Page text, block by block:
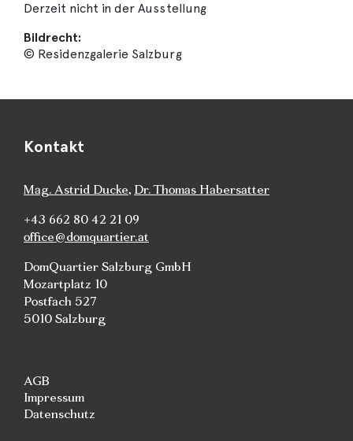
Derzeit nicht in der Ausstellung
Bildrecht:
© Residenzgalerie Salzburg
Kontakt
Mag. Astrid Ducke, Dr. Thomas Habersatter
+43 662 80 42 21 09
office@domquartier.at
DomQuartier Salzburg GmbH
Mozartplatz 10
Postfach 527
5010 Salzburg
AGB
Impressum
Datenschutz